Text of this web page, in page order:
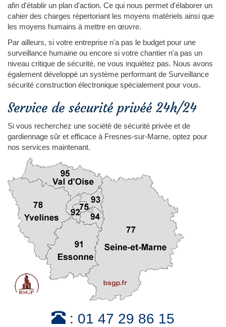
afin d'établir un plan d'action. Ce qui nous permet d'élaborer un
cahier des charges répertoriant les moyens matériels ainsi que
les moyens humains à mettre en œuvre.
Par ailleurs, si votre entreprise n'a pas le budget pour une
surveillance humaine ou encore si votre chantier n'a pas un
niveau critique de sécurité, ne vous inquiétez pas. Nous avons
également développé un système performant de Surveillance
sécurité construction électronique spécialement pour vous.
Service de sécurité privéé 24h/24
Si vous recherchez une société de sécurité privée et de
gardiennage sûr et efficace à Fresnes-sur-Marne, optez pour
nos services maintenant.
: 01 47 29 86 15